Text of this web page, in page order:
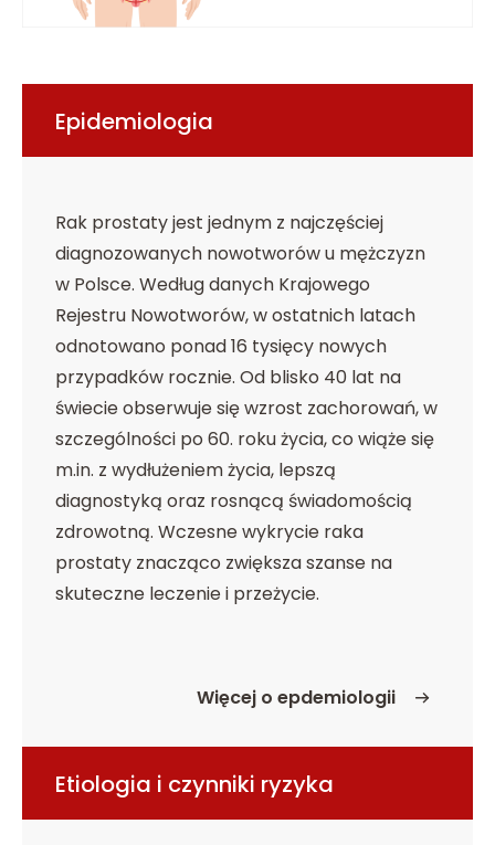
Epidemiologia
Rak prostaty jest jednym z najczęściej
diagnozowanych nowotworów u mężczyzn
w Polsce. Według danych Krajowego
Rejestru Nowotworów, w ostatnich latach
odnotowano ponad 16 tysięcy nowych
przypadków rocznie. Od blisko 40 lat na
świecie obserwuje się wzrost zachorowań, w
szczególności po 60. roku życia, co wiąże się
m.in. z wydłużeniem życia, lepszą
diagnostyką oraz rosnącą świadomością
zdrowotną. Wczesne wykrycie raka
prostaty znacząco zwiększa szanse na
skuteczne leczenie i przeżycie.
Więcej o epdemiologii
o Epidemiologia
Etiologia i czynniki ryzyka